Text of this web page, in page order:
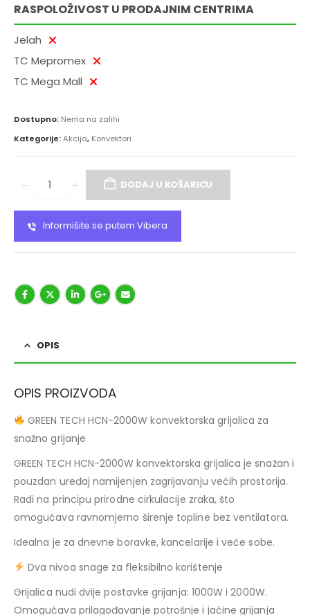
RASPOLOŽIVOST U PRODAJNIM CENTRIMA
Jelah
TC Mepromex
TC Mega Mall
Dostupno: Nema na zalihi
Kategorije:Akcija, Konvektori
DODAJ U KOŠARICU
Informišite se putem Vibera
OPIS
OPIS PROIZVODA
GREEN TECH HCN-2000W konvektorska grijalica za
snažno grijanje
GREEN TECH HCN-2000W konvektorska grijalica je snažan i
pouzdan uređaj namijenjen zagrijavanju većih prostorija.
Radi na principu prirodne cirkulacije zraka, što
omogućava ravnomjerno širenje topline bez ventilatora.
Idealna je za dnevne boravke, kancelarije i veće sobe.
Dva nivoa snage za fleksibilno korištenje
Grijalica nudi dvije postavke grijanja: 1000W i 2000W.
Omogućava prilagođavanje potrošnje i jačine grijanja